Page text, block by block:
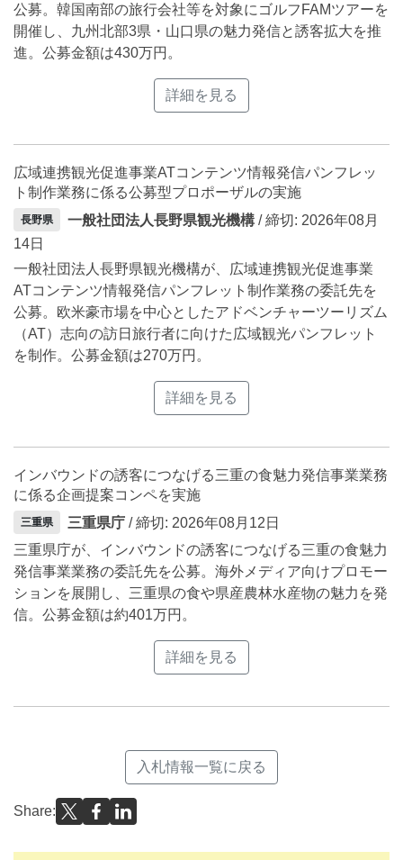
公募。韓国南部の旅行会社等を対象にゴルフFAMツアーを
開催し、九州北部3県・山口県の魅力発信と誘客拡大を推
進。公募金額は430万円。
詳細を見る
広域連携観光促進事業ATコンテンツ情報発信パンフレッ
ト制作業務に係る公募型プロポーザルの実施
長野県 一般社団法人長野県観光機構 / 締切: 2026年08月
14日
一般社団法人長野県観光機構が、広域連携観光促進事業
ATコンテンツ情報発信パンフレット制作業務の委託先を
公募。欧米豪市場を中心としたアドベンチャーツーリズム
（AT）志向の訪日旅行者に向けた広域観光パンフレット
を制作。公募金額は270万円。
詳細を見る
インバウンドの誘客につなげる三重の食魅力発信事業業務
に係る企画提案コンペを実施
三重県 三重県庁 / 締切: 2026年08月12日
三重県庁が、インバウンドの誘客につなげる三重の食魅力
発信事業業務の委託先を公募。海外メディア向けプロモー
ションを展開し、三重県の食や県産農林水産物の魅力を発
信。公募金額は約401万円。
詳細を見る
入札情報一覧に戻る
Share: